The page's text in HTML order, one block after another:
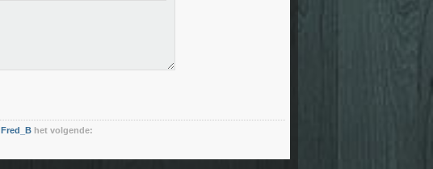
Fred_B het volgende: